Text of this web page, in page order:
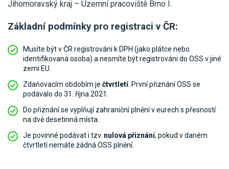
Jihomoravský kraj – Územní pracoviště Brno I.
Základní podmínky pro registraci v ČR:
Musíte být v ČR registrováni k DPH (jako plátce nebo
identifikovaná osoba) a nesmíte být registrováni do OSS v jiné
zemi EU.
Zdaňovacím obdobím je čtvrtletí. První přiznání OSS se
podávalo do 31. října 2021.
Do přiznání se vyplňují zahraniční plnění v eurech s přesností
na dvě desetinná místa.
Je povinné podávat i tzv. nulová přiznání, pokud v daném
čtvrtletí nemáte žádná OSS plnění.